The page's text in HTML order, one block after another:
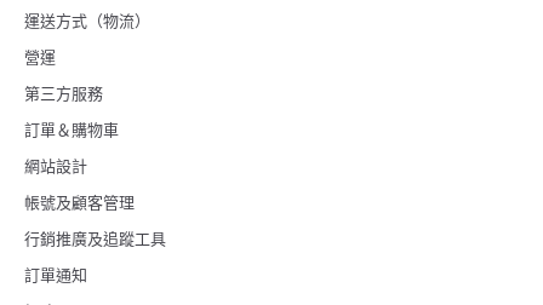
運送方式（物流）
營運
第三方服務
訂單＆購物車
網站設計
帳號及顧客管理
行銷推廣及追蹤工具
訂單通知